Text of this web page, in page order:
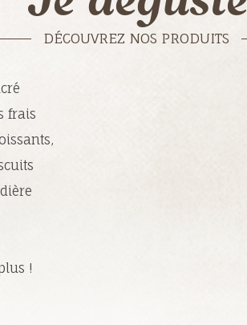
DÉCOUVREZ NOS PRODUITS
frais
!